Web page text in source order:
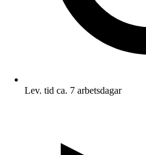
Lev. tid ca. 7 arbetsdagar